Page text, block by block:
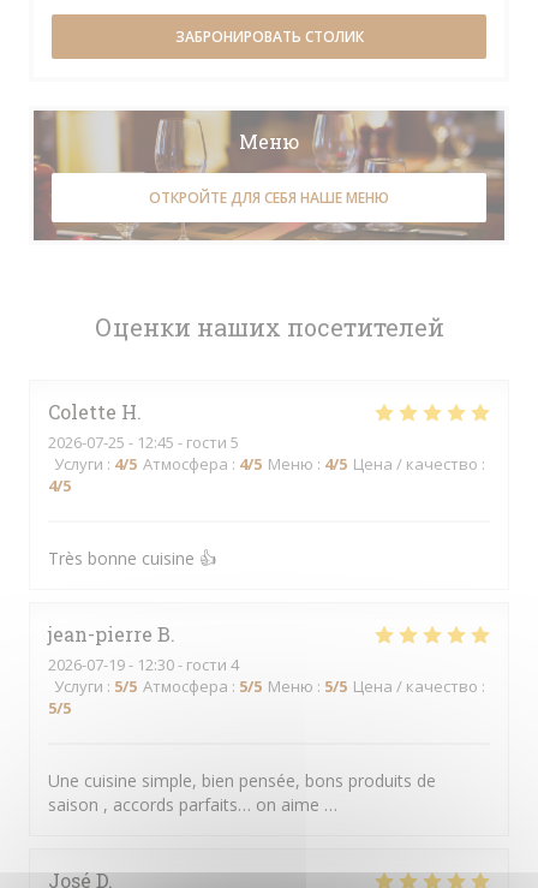
Оценки наших посетителей
Colette H
2026-07-25 - 12:45 - гости 5
Услуги : 4/5 Атмосфера : 4/5 Меню : 4/5 Цена / качество :
4/5
Très bonne cuisine 👍
jean-pierre B
2026-07-19- 12:30 - гости 4
Услуги : 5/5 Атмосфера : 5/5 Меню : 5/5 Цена / качество :
5/5
Une cuisine simple, bien pensée, bons produits de
saison , accords parfaits… on aime …
JoséD
ЗАБРОНИРОВАТЬ СТОЛИК
Меню
ОТКРОЙТЕ ДЛЯ СЕБЯ НАШЕ МЕНЮ